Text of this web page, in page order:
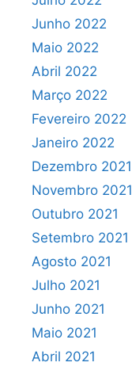
Junho 2022
Maio 2022
Abril 2022
Março 2022
Fevereiro 2022
Janeiro 2022
Dezembro 2021
Novembro 2021
Outubro 2021
Setembro 2021
Agosto 2021
Julho 2021
Junho 2021
Maio 2021
Abril 2021